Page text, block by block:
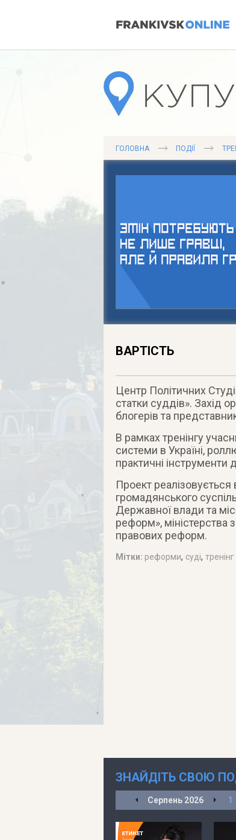
ГОЛОВНА ПОДІЇ
ВАРТІСТЬ
Центр Політичних
статки суддів». Захід
блогерів та
В рамках тренінгу
системи в Україні,
практичні
Проект
громадянського
Державної влади та
реформ», міністерства
правових реформ.
Мітки: реформи, суді, тренінг
ЗНАЙДІТЬ СВОЮ
Серпень 2026 1